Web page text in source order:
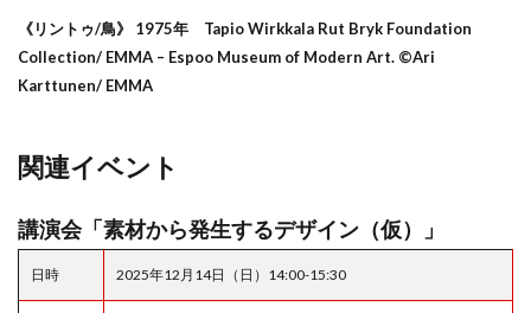
《リントゥ/鳥》 1975年 Tapio Wirkkala Rut Bryk Foundation
Collection/ EMMA – Espoo Museum of Modern Art. ©Ari
Karttunen/ EMMA
関連イベント
講演会「素材から発生するデザイン（仮）」
日時 2025年12月14日（日）14:00-15:30